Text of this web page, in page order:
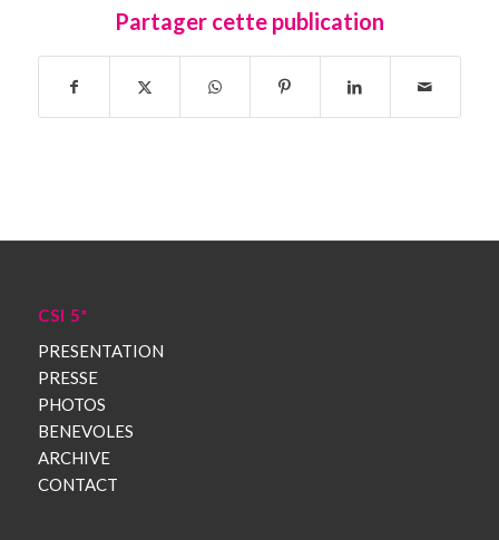
Partager cette publication
CSI 5*
PRESENTATION
PRESSE
PHOTOS
BENEVOLES
ARCHIVE
CONTACT